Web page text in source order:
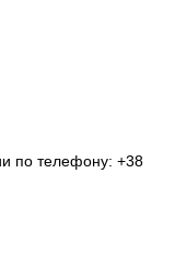
по телефону: +38